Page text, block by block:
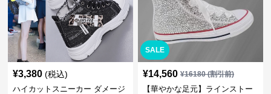
¥3,380 (税込)
ハイカットスニーカー ダメージ
SALE
¥14,560 ¥16180(割引前)
【華やかな足元】ラインストー